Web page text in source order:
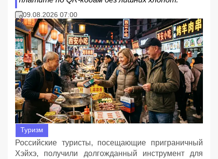
09.08.2026 07:00
Туризм
Российские туристы, посещающие приграничный
Хэйхэ, получили долгожданный инструмент для